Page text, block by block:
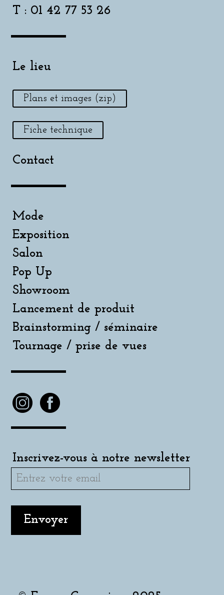
T : 01 42 77 53 26
Le lieu
Plans et images (zip)
Fiche technique
Contact
Mode
Exposition
Salon
Pop Up
Showroom
Lancement de produit
Brainstorming / séminaire
Tournage / prise de vues
Inscrivez-vous à notre newsletter